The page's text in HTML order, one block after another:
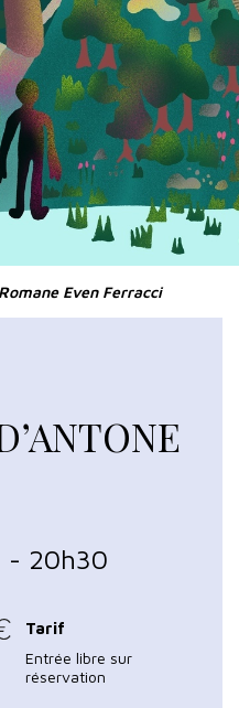
Even Ferracci
- 20h30
Tarif
Entrée libre sur
réservation